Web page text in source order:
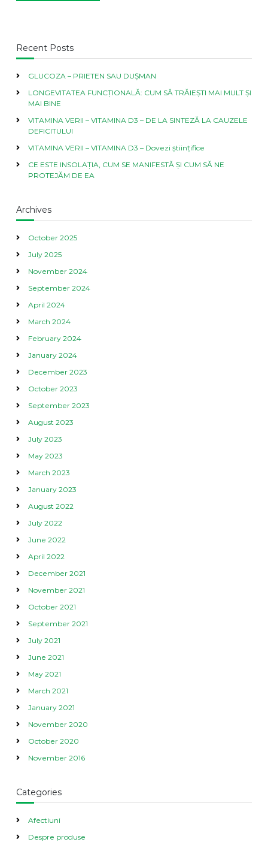
Recent Posts
GLUCOZA – PRIETEN SAU DUȘMAN
LONGEVITATEA FUNCȚIONALĂ: CUM SĂ TRĂIEȘTI MAI MULT ȘI
MAI BINE
VITAMINA VERII – VITAMINA D3 – DE LA SINTEZĂ LA CAUZELE
DEFICITULUI
VITAMINA VERII – VITAMINA D3 – Dovezi științifice
CE ESTE INSOLAȚIA, CUM SE MANIFESTĂ ȘI CUM SĂ NE
PROTEJĂM DE EA
Archives
October 2025
July 2025
November 2024
September 2024
April 2024
March 2024
February 2024
January 2024
December 2023
October 2023
September 2023
August 2023
July 2023
May 2023
March 2023
January 2023
August 2022
July 2022
June 2022
April 2022
December 2021
November 2021
October 2021
September 2021
July 2021
June 2021
May 2021
March 2021
January 2021
November 2020
October 2020
November 2016
Categories
Afectiuni
Despre produse